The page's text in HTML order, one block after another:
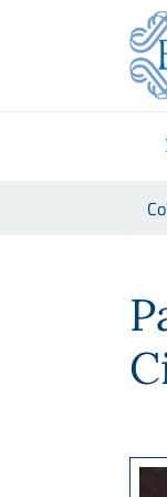
Skip to Main Content
Vai al sito
Vai al menu di
Vai alla ricerca
Vai ai contenuti